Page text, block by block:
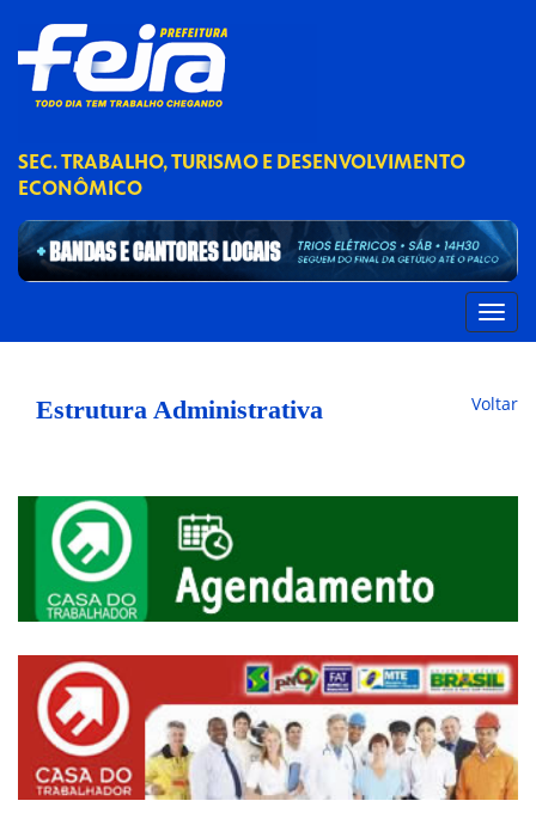
SEC. TRABALHO, TURISMO E DESENVOLVIMENTO
ECONÔMICO
Estrutura Administrativa Voltar